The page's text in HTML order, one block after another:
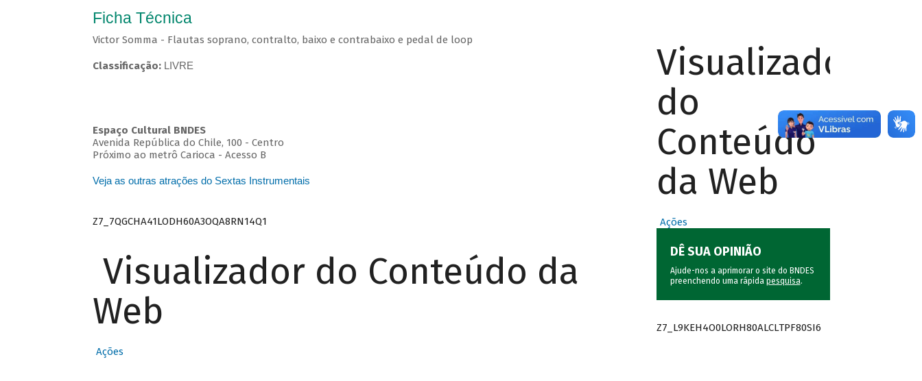
Ficha Técnica
Victor Somma - Flautas soprano, contralto, baixo e contrabaixo e pedal de loop
Classificação: LIVRE
Espaço Cultural BNDES
Avenida República do Chile, 100 - Centro
Próximo ao metrô Carioca - Acesso B
Veja as outras atrações do Sextas Instrumentais
Z7_7QGCHA41LODH60A3OQA8RN14Q1
Visualizador do Conteúdo da
Web
Ações
Visualizador
do
Conteúdo
da Web
Ações
DÊ SUA OPINIÃO
Ajude-nos a aprimorar o site do BNDES
preenchendo uma rápida pesquisa.
Z7_L9KEH4O0LORH80ALCLTPF80SI6